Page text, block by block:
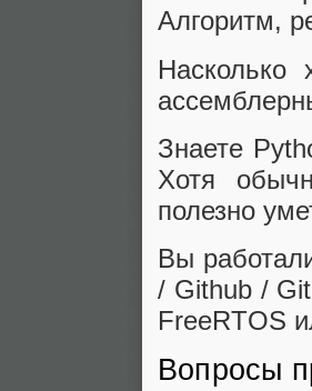
Алгоритм,
Насколько
Знаете
Хотя
полезно
Вы
/ Github /
FreeRTOS
Вопросы